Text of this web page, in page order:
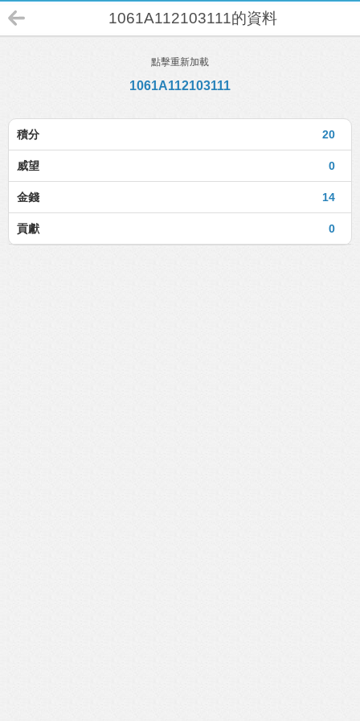
1061A112103111的資料
點擊重新加載
1061A112103111
20
積分
0
威望
14
金錢
0
貢獻